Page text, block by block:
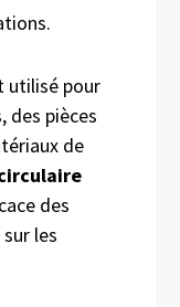
utilisé pour
des pièces
de
des
les